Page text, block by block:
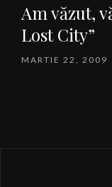
Am văzut,
Lost City”
MARTIE 22, 2009